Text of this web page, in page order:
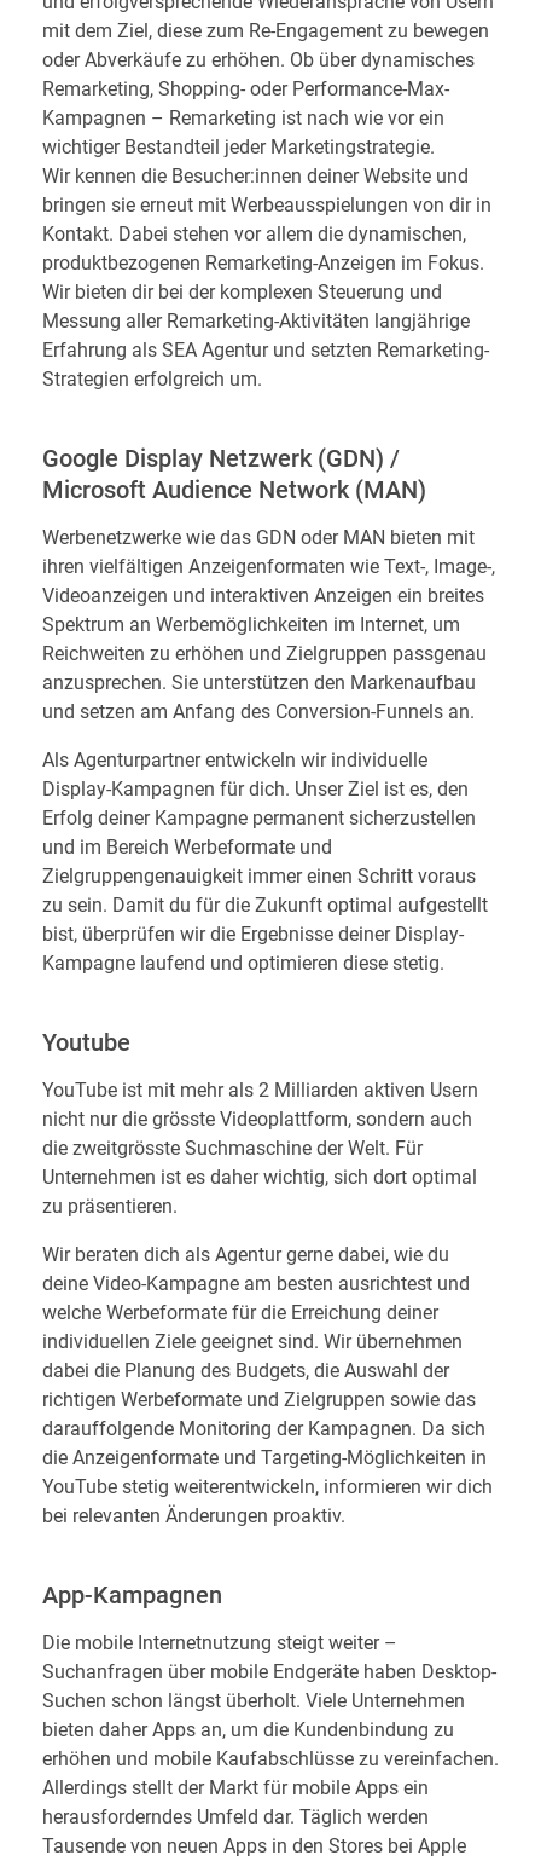
mit dem Ziel, diese zum Re-Engagement zu bewegen
oder Abverkäufe zu erhöhen. Ob über dynamisches
Remarketing, Shopping- oder Performance-Max-
Kampagnen – Remarketing ist nach wie vor ein
wichtiger Bestandteil jeder Marketingstrategie.
Wir kennen die Besucher:innen deiner Website und
bringen sie erneut mit Werbeausspielungen von dir in
Kontakt. Dabei stehen vor allem die dynamischen,
produktbezogenen Remarketing-Anzeigen im Fokus.
Wir bieten dir bei der komplexen Steuerung und
Messung aller Remarketing-Aktivitäten langjährige
Erfahrung als SEA Agentur und setzten Remarketing-
Strategien erfolgreich um.
Google Display Netzwerk (GDN) /
Microsoft Audience Network (MAN)
Werbenetzwerke wie das GDN oder MAN bieten mit
ihren vielfältigen Anzeigenformaten wie Text-, Image-,
Videoanzeigen und interaktiven Anzeigen ein breites
Spektrum an Werbemöglichkeiten im Internet, um
Reichweiten zu erhöhen und Zielgruppen passgenau
anzusprechen. Sie unterstützen den Markenaufbau
und setzen am Anfang des Conversion-Funnels an.
Als Agenturpartner entwickeln wir individuelle
Display-Kampagnen für dich. Unser Ziel ist es, den
Erfolg deiner Kampagne permanent sicherzustellen
und im Bereich Werbeformate und
Zielgruppengenauigkeit immer einen Schritt voraus
zu sein. Damit du für die Zukunft optimal aufgestellt
bist, überprüfen wir die Ergebnisse deiner Display-
Kampagne laufend und optimieren diese stetig.
Youtube
YouTube ist mit mehr als 2 Milliarden aktiven Usern
nicht nur die grösste Videoplattform, sondern auch
die zweitgrösste Suchmaschine der Welt. Für
Unternehmen ist es daher wichtig, sich dort optimal
zu präsentieren.
Wir beraten dich als Agentur gerne dabei, wie du
deine Video-Kampagne am besten ausrichtest und
welche Werbeformate für die Erreichung deiner
individuellen Ziele geeignet sind. Wir übernehmen
dabei die Planung des Budgets, die Auswahl der
richtigen Werbeformate und Zielgruppen sowie das
darauffolgende Monitoring der Kampagnen. Da sich
die Anzeigenformate und Targeting-Möglichkeiten in
YouTube stetig weiterentwickeln, informieren wir dich
bei relevanten Änderungen proaktiv.
App-Kampagnen
Die mobile Internetnutzung steigt weiter –
Suchanfragen über mobile Endgeräte haben Desktop-
Suchen schon längst überholt. Viele Unternehmen
bieten daher Apps an, um die Kundenbindung zu
erhöhen und mobile Kaufabschlüsse zu vereinfachen.
Allerdings stellt der Markt für mobile Apps ein
herausforderndes Umfeld dar. Täglich werden
Tausende von neuen Apps in den Stores bei Apple